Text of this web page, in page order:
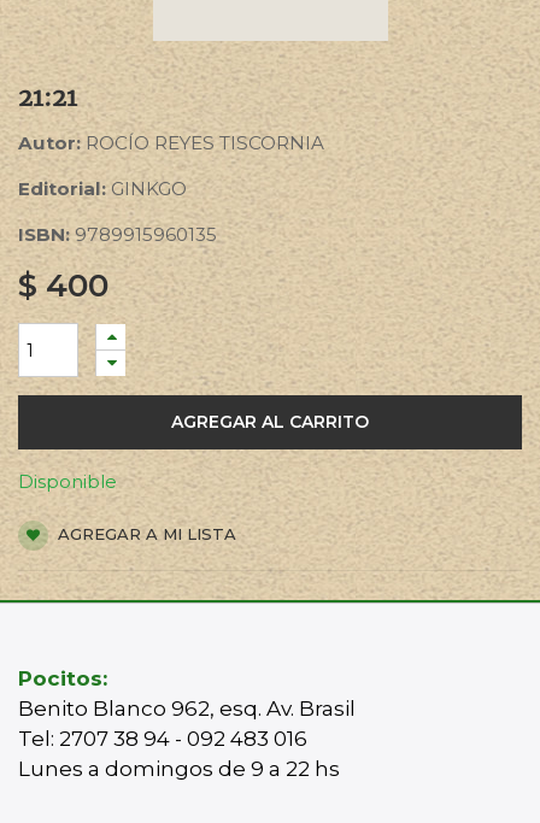
21:21
Autor: ROCÍO REYES TISCORNIA
Editorial: GINKGO
ISBN: 9789915960135
$400
AGREGAR AL CARRITO
Disponible
AGREGAR A MI LISTA
Pocitos:
Benito Blanco 962, esq. Av. Brasil
Tel: 2707 38 94 - 092 483 016
Lunes a domingos de 9 a 22 hs